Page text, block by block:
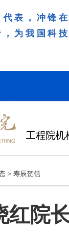
表，冲锋
为我国科
工程院机
> 寿辰贺信
红院